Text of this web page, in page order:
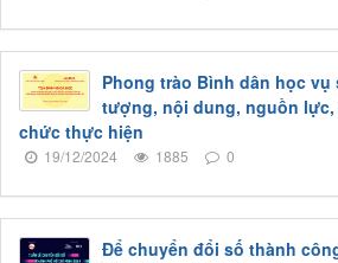
Phong trào Bình dân học
tượng, nội dung, nguồn
chức thực hiện
19/12/2024 1885 0
Để chuyển đổi số thành